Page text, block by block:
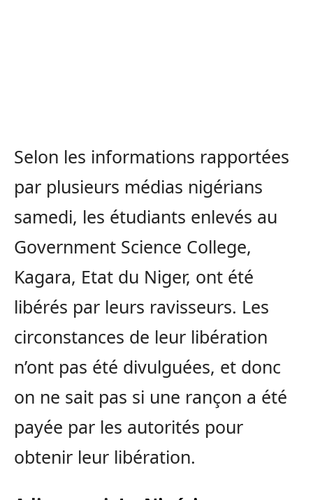
Selon les informations rapportées
par plusieurs médias nigérians
samedi, les étudiants enlevés au
Government Science College,
Kagara, Etat du Niger, ont été
libérés par leurs ravisseurs. Les
circonstances de leur libération
n’ont pas été divulguées, et donc
on ne sait pas si une rançon a été
payée par les autorités pour
obtenir leur libération.